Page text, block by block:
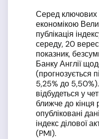
Серед ключових
економікою
публікація
середу, 20
показник,
Банку Англії
(прогнозується
5,25% до
відбудеться у
ближче до кінця
опубліковані
індекс ділової
(PMI).